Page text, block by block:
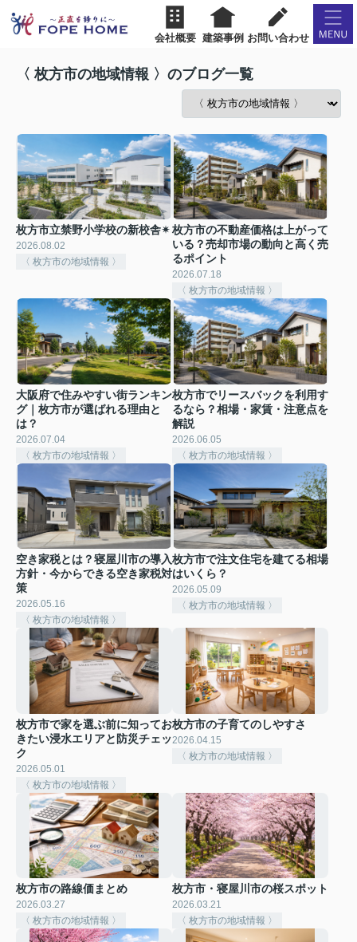
会社概要 建築事例 お問い合わせ
〈 枚方市の地域情報 〉のブログ一覧
枚方市立禁野小学校の新校舎✴︎
2026.08.02
〈 枚方市の地域情報 〉
枚方市の不動産価格は上がって
いる？売却市場の動向と高く売
るポイント
2026.07.18
〈 枚方市の地域情報 〉
大阪府で住みやすい街ランキン
グ｜枚方市が選ばれる理由と
は？
2026.07.04
〈 枚方市の地域情報 〉
枚方市でリースバックを利用す
るなら？相場・家賃・注意点を
解説
2026.06.05
〈 枚方市の地域情報 〉
空き家税とは？寝屋川市の導入
方針・今からできる空き家税対
策
2026.05.16
〈 枚方市の地域情報 〉
枚方市で注文住宅を建てる相場
はいくら？
2026.05.09
〈 枚方市の地域情報 〉
枚方市で家を選ぶ前に知ってお
きたい浸水エリアと防災チェッ
ク
2026.05.01
〈 枚方市の地域情報 〉
枚方市の子育てのしやすさ
2026.04.15
〈 枚方市の地域情報 〉
枚方市の路線価まとめ
2026.03.27
〈 枚方市の地域情報 〉
枚方市・寝屋川市の桜スポット
2026.03.21
〈 枚方市の地域情報 〉